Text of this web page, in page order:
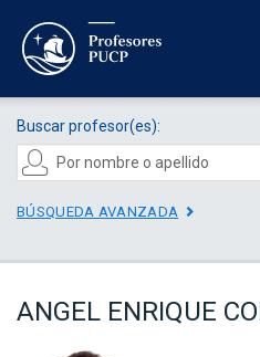
Buscar profesor(es):
BÚSQUEDA AVANZADA
ANGEL ENRIQUE